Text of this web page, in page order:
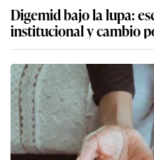
Digemid bajo la lupa:
institucional y cambio